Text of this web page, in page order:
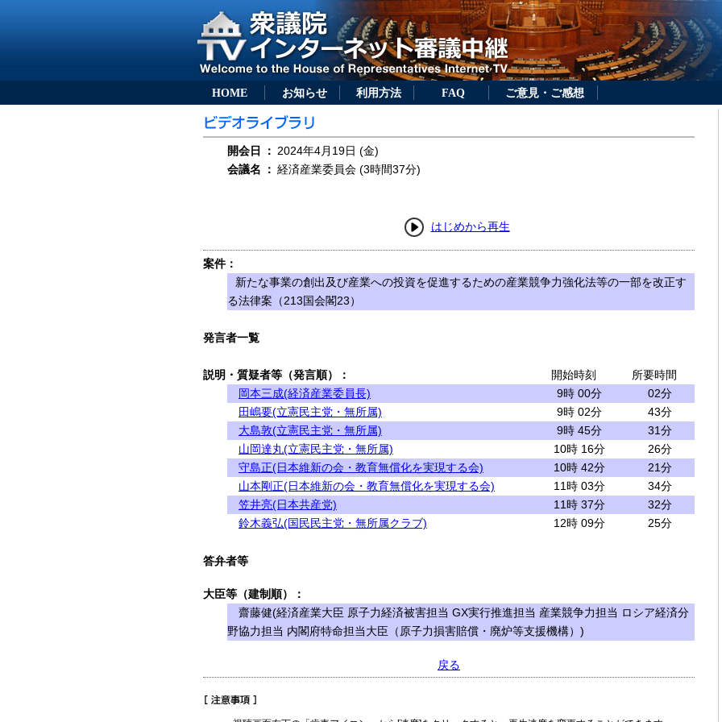
HOME お知らせ 利用方法 FAQ ご意見・ご感想
開会日 ： 2024年4月19日 (金)
会議名
： 経済産業委員会 (3時間37分)
はじめから再生
案件：
新たな事業の創出及び産業への投資を促進するための産業競争力強化法等の一部を改正す
る法律案（213国会閣23）
発言者一覧
説明・質疑者等（発言順）： 開始時刻
所要時間
岡本三成(経済産業委員長)
9時 00分
02分
田嶋要(立憲民主党・無所属)
9時 02分
43分
大島敦(立憲民主党・無所属)
9時 45分
31分
山岡達丸(立憲民主党・無所属)
10時 16分
26分
守島正(日本維新の会・教育無償化を実現する会)
10時 42分
21分
山本剛正(日本維新の会・教育無償化を実現する会)
11時 03分
34分
笠井亮(日本共産党)
11時 37分
32分
鈴木義弘(国民民主党・無所属クラブ)
12時 09分 25分
答弁者等
大臣等（建制順）：
齋藤健(経済産業大臣 原子力経済被害担当 GX実行推進担当 産業競争力担当 ロシア経済分
野協力担当 内閣府特命担当大臣（原子力損害賠償・廃炉等支援機構）)
戻る